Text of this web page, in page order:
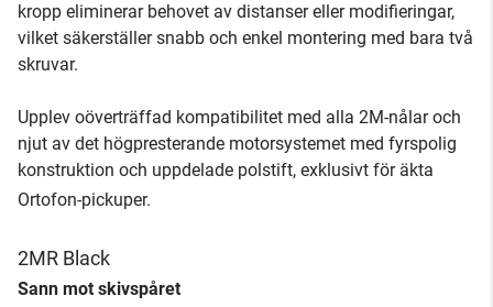
kropp eliminerar behovet av distanser eller modifieringar,
vilket säkerställer snabb och enkel montering med bara två
skruvar.
Upplev oöverträffad kompatibilitet med alla 2M-nålar och
njut av det högpresterande motorsystemet med fyrspolig
konstruktion och uppdelade polstift, exklusivt för äkta
Ortofon-pickuper.
2MR Black
Sann mot skivspåret